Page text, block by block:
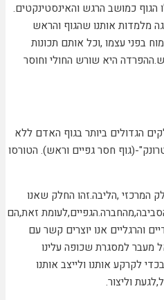
הגוף כמושב הרגש והאינסטינקטים.
מלמדות אותנו שהגוף והראש
בפני עצמו ,וכל אותם תכונות
היא שורש החולי וחוסר
הגדולים ביותר בגוף האדם ללא
(גוף חסר גפיים וראש). הטורסו
המרכזי ,הליבה.זהו החלק שאנו
זאת,הם
והרגליים אנו יוצרים קשר עם
מעבר למסגרת שכופה עלינו
לקרקע אותנו ולייצב אותנו
וליצור.